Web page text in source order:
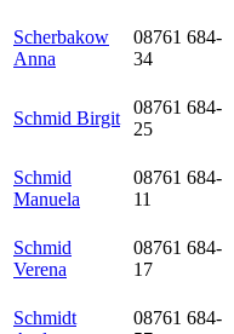
Scherbakow
Anna
08761 684-
34
Schmid Birgit
08761 684-
25
Schmid
Manuela
08761 684-
11
Schmid
Verena
08761 684-
17
Schmidt
08761 684-